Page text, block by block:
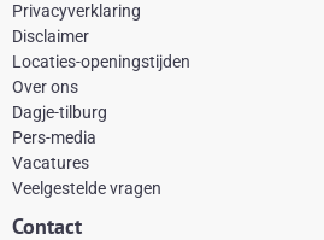
o
o
k
-
f
r
e
t
r
Privacyverklaring
Disclaimer
Locaties-openingstijden
Over ons
Dagje-tilburg
Pers-media
Vacatures
Veelgestelde vragen
Contact